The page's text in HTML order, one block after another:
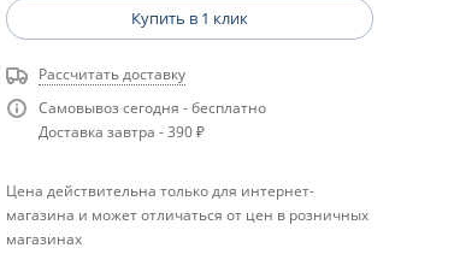
Купить в 1 клик
Рассчитать доставку
Самовывоз сегодня - бесплатно
Доставка завтра - 390 ₽
Цена действительна только для интернет-
магазина и может отличаться от цен в розничных
магазинах